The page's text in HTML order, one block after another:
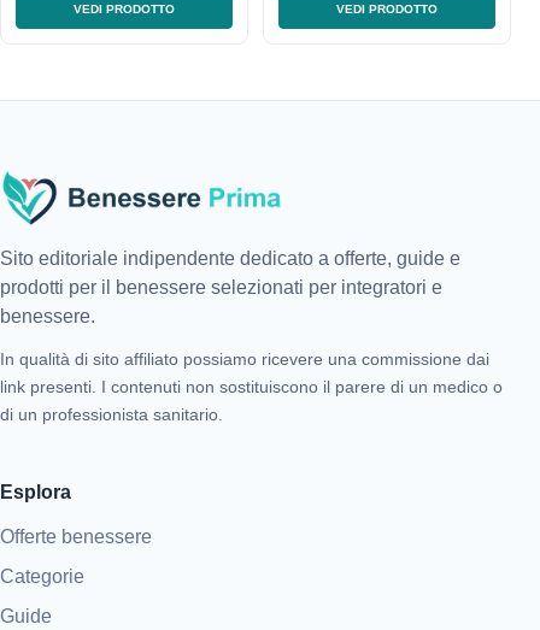
VEDI PRODOTTO VEDI PRODOTTO
Sito editoriale indipendente dedicato a offerte, guide e
prodotti per il benessere selezionati per integratori e
benessere.
In qualità di sito affiliato possiamo ricevere una commissione dai
link presenti. I contenuti non sostituiscono il parere di un medico o
di un professionista sanitario.
Esplora
Offerte benessere
Categorie
Guide